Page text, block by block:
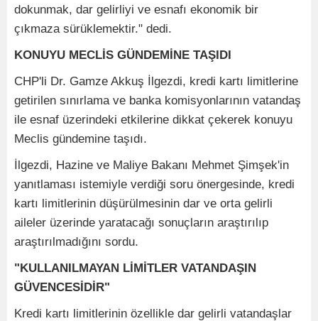
dokunmak, dar gelirliyi ve esnafı ekonomik bir
çıkmaza sürüklemektir." dedi.
KONUYU MECLİS GÜNDEMİNE TAŞIDI
CHP'li Dr. Gamze Akkuş İlgezdi, kredi kartı limitlerine
getirilen sınırlama ve banka komisyonlarının vatandaş
ile esnaf üzerindeki etkilerine dikkat çekerek konuyu
Meclis gündemine taşıdı.
İlgezdi, Hazine ve Maliye Bakanı Mehmet Şimşek'in
yanıtlaması istemiyle verdiği soru önergesinde, kredi
kartı limitlerinin düşürülmesinin dar ve orta gelirli
aileler üzerinde yaratacağı sonuçların araştırılıp
araştırılmadığını sordu.
"KULLANILMAYAN LİMİTLER VATANDAŞIN
GÜVENCESİDİR"
Kredi kartı limitlerinin özellikle dar gelirli vatandaşlar